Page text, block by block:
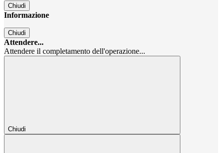
Chiudi
Informazione
Chiudi
Attendere...
Attendere il completamento dell'operazione...
Chiudi